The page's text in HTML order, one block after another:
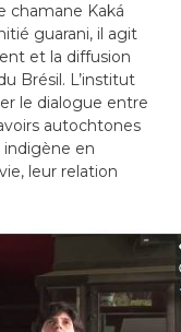
chamane Kaká
guarani, il agit
et la diffusion
Brésil. L’institut
le dialogue entre
autochtones
en
leur relation